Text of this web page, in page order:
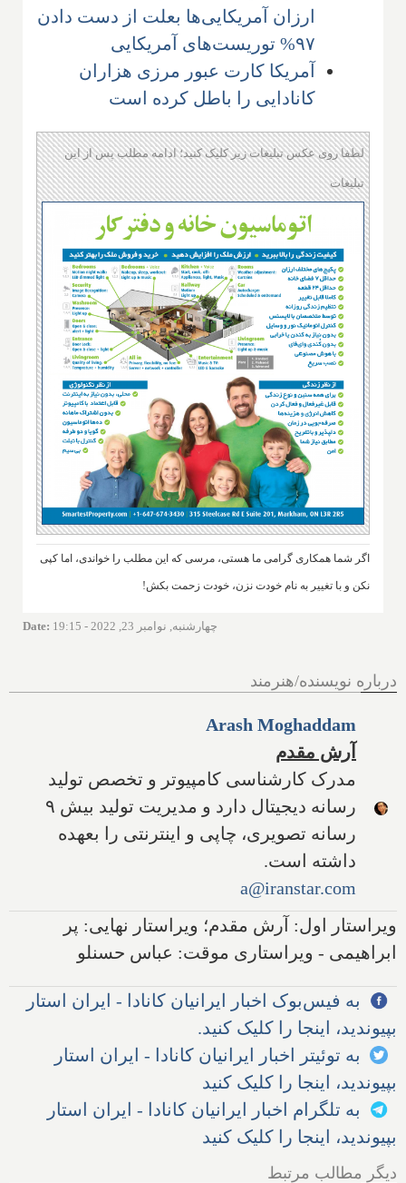
ارزان آمریکایی‌ها بعلت از دست دادن
۹۷% توریست‌های آمریکایی
آمریکا کارت عبور مرزی هزاران
کانادایی را باطل کرده است
لطفا روی عکس تبلیغات زیر کلیک کنید؛ ادامه مطلب پس از این
تبلیغات
اگر شما همکاری گرامی ما هستی، مرسی که این مطلب را خواندی، اما کپی
نکن و با تغییر به نام خودت نزن، خودت زحمت بکش!
Date: چهارشنبه, نوامبر 23, 2022 - 19:15
درباره نویسنده/هنرمند
Arash Moghaddam
آرش مقدم
مدرک کارشناسی کامپیوتر و تخصص تولید
رسانه دیجیتال دارد و مدیریت تولید بیش ۹
رسانه تصویری، چاپی و اینترنتی را بعهده
داشته است.
a@iranstar.com
ویراستار اول: آرش مقدم؛ ویراستار نهایی: پر
ابراهیمی - ویراستاری موقت: عباس حسنلو
به فیس‌بوک اخبار ایرانیان کانادا - ایران استار
بپیوندید، اینجا را کلیک کنید.
به توئیتر اخبار ایرانیان کانادا - ایران استار
بپیوندید، اینجا را کلیک کنید
به تلگرام اخبار ایرانیان کانادا - ایران استار
بپیوندید، اینجا را کلیک کنید
دیگر مطالب مرتبط